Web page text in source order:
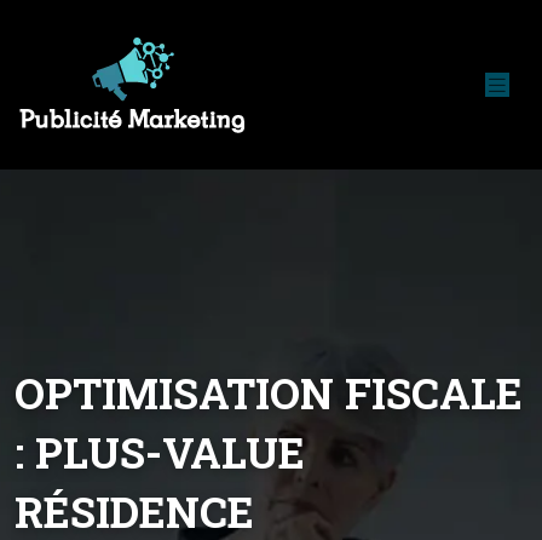
OPTIMISATION FISCALE
: PLUS-VALUE
RÉSIDENCE